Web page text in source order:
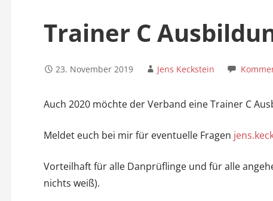
Trainer C
23. November 2019 Jens Keckstein
Auch 2020 möchte der Verband eine Trainer C
Meldet euch bei mir für eventuelle Fragen
Vorteilhaft für alle Danprüflinge und für alle
nichts weiß).